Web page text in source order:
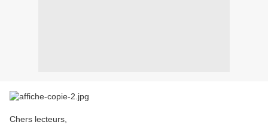
Chers lecteurs,